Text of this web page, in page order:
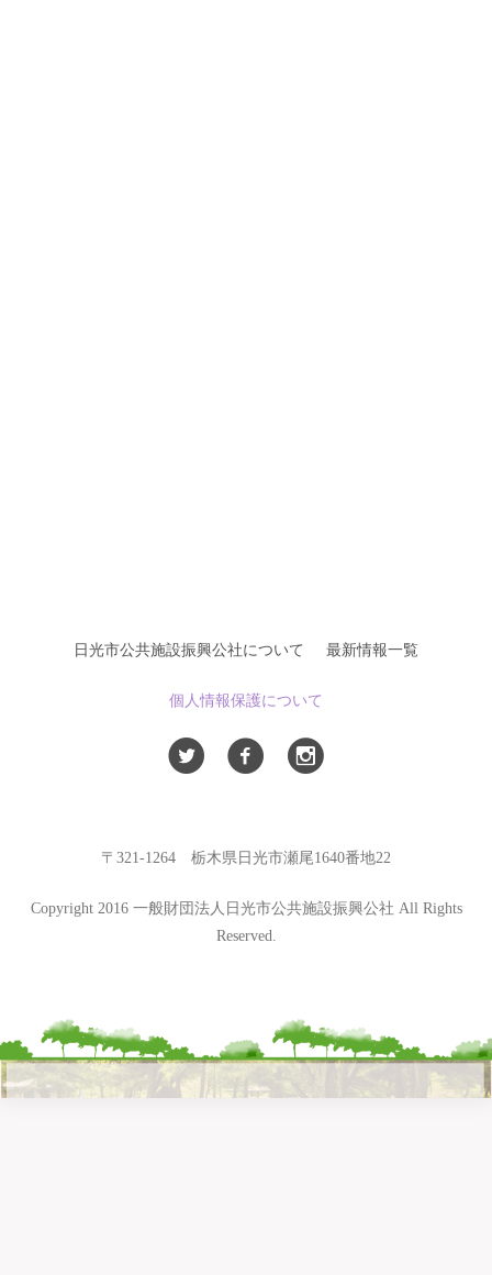
日光市公共施設振興公社について 最新情報一覧
個人情報保護について
〒321-1264 栃木県日光市瀬尾1640番地22
Copyright 2016 一般財団法人日光市公共施設振興公社 All Rights
Reserved.